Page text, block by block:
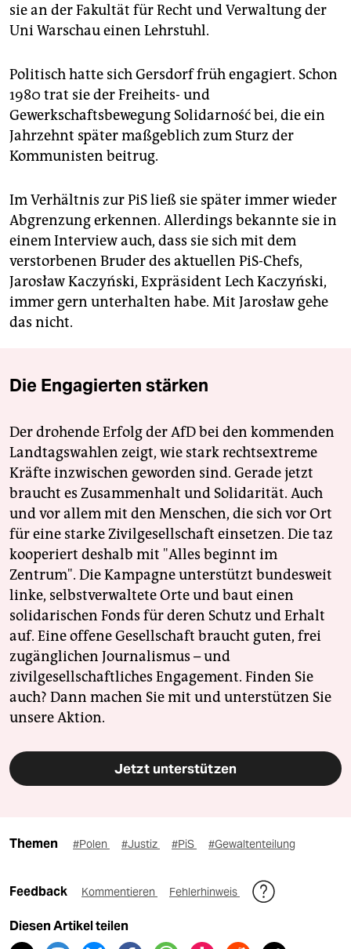
sie an der Fakultät für Recht und Verwaltung der
Uni Warschau einen Lehrstuhl.
Politisch hatte sich Gersdorf früh engagiert. Schon
1980 trat sie der Freiheits- und
Gewerkschaftsbewegung Solidarność bei, die ein
Jahrzehnt später maßgeblich zum Sturz der
Kommunisten beitrug.
Im Verhältnis zur PiS ließ sie später immer wieder
Abgrenzung erkennen. Allerdings bekannte sie in
einem Interview auch, dass sie sich mit dem
verstorbenen Bruder des aktuellen PiS-Chefs,
Jarosław Kaczyński, Expräsident Lech Kaczyński,
immer gern unterhalten habe. Mit Jarosław gehe
das nicht.
Die Engagierten stärken
Der drohende Erfolg der AfD bei den kommenden
Landtagswahlen zeigt, wie stark rechtsextreme
Kräfte inzwischen geworden sind. Gerade jetzt
braucht es Zusammenhalt und Solidarität. Auch
und vor allem mit den Menschen, die sich vor Ort
für eine starke Zivilgesellschaft einsetzen. Die taz
kooperiert deshalb mit "Alles beginnt im
Zentrum". Die Kampagne unterstützt bundesweit
linke, selbstverwaltete Orte und baut einen
solidarischen Fonds für deren Schutz und Erhalt
auf. Eine offene Gesellschaft braucht guten, frei
zugänglichen Journalismus – und
zivilgesellschaftliches Engagement. Finden Sie
auch? Dann machen Sie mit und unterstützen Sie
unsere Aktion.
Jetzt unterstützen
Themen #Polen #Justiz #PiS #Gewaltenteilung
Feedback Kommentieren Fehlerhinweis
Diesen Artikel teilen